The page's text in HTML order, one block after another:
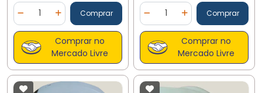
Diminuir Quantidade
Quantidade
Adicionar Quantidade
Comprar
Comprar no
Mercado Livre
Diminuir Quantidade
Quantidade
AdicionarComprar
Comprar no
Mercado Livre